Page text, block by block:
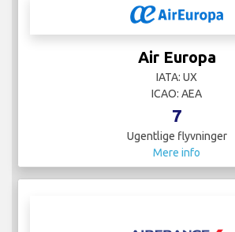
Air Europa
IATA: UX
ICAO: AEA
7
Ugentlige flyvninger
Mere info